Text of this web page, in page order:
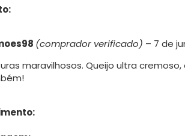
(comprador verificado) – 7 de
maravilhosos. Queijo ultra